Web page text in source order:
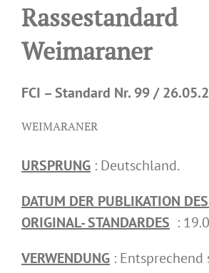
Rassestandard
Weimaraner
FCI – Standard Nr. 99 /
WEIMARANER
URSPRUNG : Deutschland.
DATUM DER PUBLIKATION
ORIGINAL- STANDARDES :
VERWENDUNG : Entsprechend